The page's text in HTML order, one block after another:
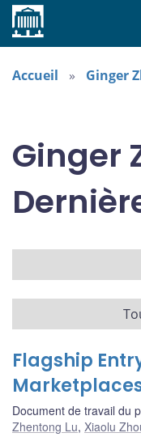
Accueil
Accueil Ginger
Ginger
Flagship
Document de travail du
Zhentong Lu, Xiaolu